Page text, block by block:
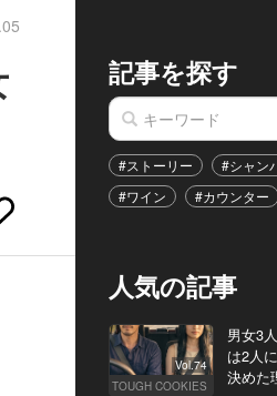
記事を探す
#ストーリー #シャン
#ワイン
#カウンター
人気の記事
Vol.74
TOUGH COOKIES
男女3
は2人
決めた